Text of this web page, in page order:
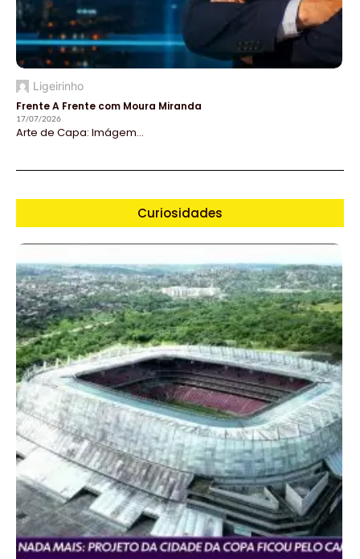
Ligeirinho
Frente A Frente com Moura Miranda
17/07/2026
Arte de Capa: Imágem...
Curiosidades